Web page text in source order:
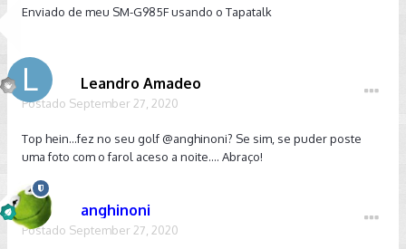
Enviado de meu SM-G985F usando o Tapatalk
Leandro Amadeo
Postado September 27, 2020
Top hein...fez no seu golf@anghinoni? Se sim, se puder poste
uma foto com o farol aceso a noite.... Abraço!
anghinoni
Postado September 27, 2020